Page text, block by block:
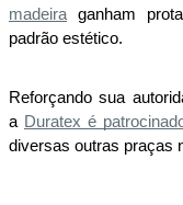
madeira ganham
padrão estético.
Reforçando sua
a Duratex é
diversas outras praças